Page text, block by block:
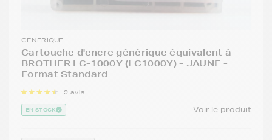
GENERIQUE
Cartouche d'encre générique équivalent à
BROTHER LC-1000Y (LC1000Y) - JAUNE -
Format Standard
9 avis
EN STOCK Voir le produit